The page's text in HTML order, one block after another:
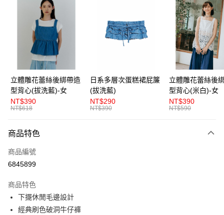
LINE Pay
Apple Pay
街口支付
悠遊付
AFTEE先享後付
相關說明
便利好安心！
２．便利：只要手機號碼，簡訊認證，即可結帳。
３．安心：先確認商品／服務後，再付款。
【「AFTEE先享後付」結帳流程】
１．於結帳方式選擇「AFTEE先享後付」後，將跳轉至「AFTEE先享後付」
結帳頁面，進行簡訊認證並確認金額後，即可完成結帳。
２．訂單成立數日內，您將收到繳費通知簡訊。
運送方式
全家取貨付款
付款後全家取貨
每筆NT$80，滿NT$1,200(含以上)免運費
立體雕花蕾絲後綁帶造
型背心(拔洗藍)-女
NT$390
NT$618
日系多層次蛋糕裙屁簾
(拔洗藍)
NT$290
NT$390
立體雕花蕾絲後
型背心(米白)-女
NT$390
NT$590
商品特色
商品編號
6845899
商品特色
下擺休閒毛邊設計
經典刷色破洞牛仔褲